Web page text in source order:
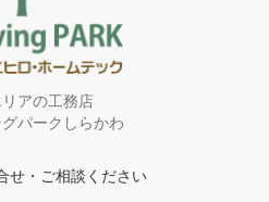
アの工務店
パークしらかわ
せ・ご相談ください